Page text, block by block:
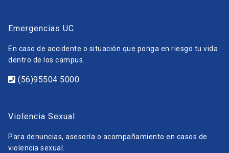
Emergencias UC
En caso de accidente o situación que ponga en riesgo tu vida
dentro de los campus.
(56)95504 5000
Violencia Sexual
Para denuncias, asesoría o acompañamiento en casos de
violencia sexual.